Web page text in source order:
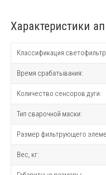
Характеристики
Классификация
Время срабатывания:
Количество сенсоров дуги:
Тип сварочной маски:
Размер фильтрующего
Вес, кг: